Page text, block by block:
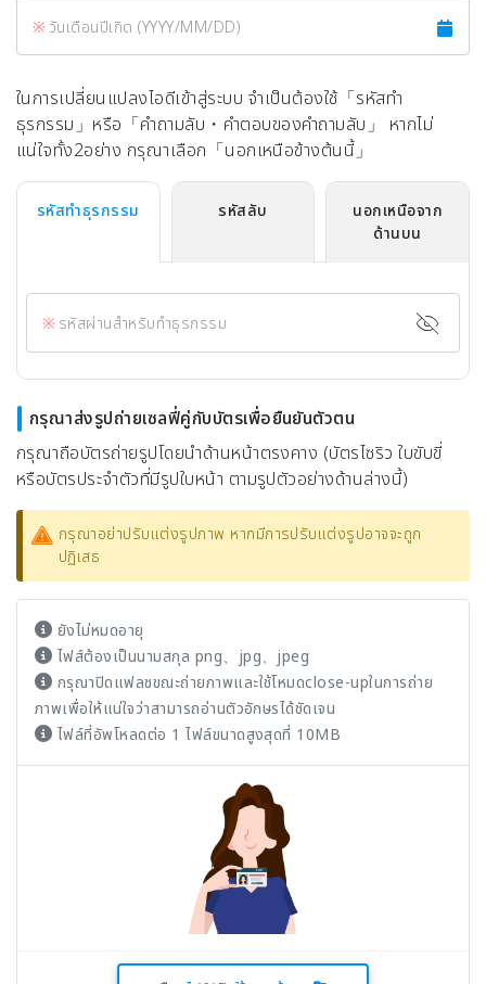
วันเดือนปีเกิด (YYYY/MM/DD)
ในการเปลี่ยนแปลงไอดีเข้าสู่ระบบ จำเป็นต้องใช้「รหัสทำ
ธุรกรรม」หรือ「คำถามลับ・คำตอบของคำถามลับ」 หากไม่
แน่ใจทั้ง2อย่าง กรุณาเลือก「นอกเหนือข้างต้นนี้」
รหัสทำธุรกรรม รหัสลับ
นอกเหนือจาก
ด้านบน
รหัสผ่านสำหรับทำธุรกรรม
กรุณาส่งรูปถ่ายเซลฟี่คู่กับบัตรเพื่อยืนยันตัวตน
กรุณาถือบัตรถ่ายรูปโดยนำด้านหน้าตรงคาง (บัตรไซริว ใบขับขี่
หรือบัตรประจำตัวที่มีรูปใบหน้า ตามรูปตัวอย่างด้านล่างนี้)
กรุณาอย่าปรับแต่งรูปภาพ หากมีการปรับแต่งรูปอาจจะถูก
ปฏิเสธ
ยังไม่หมดอายุ
ไฟส์ต้องเป็นนามสกุล png、jpg、jpeg
กรุณาปิดแฟลชขณะถ่ายภาพและใช้โหมดclose-upในการถ่าย
ภาพเพื่อให้แน่ใจว่าสามารถอ่านตัวอักษรได้ชัดเจน
ไฟล์ที่อัพโหลดต่อ 1 ไฟล์ขนาดสูงสุดที่ 10MB